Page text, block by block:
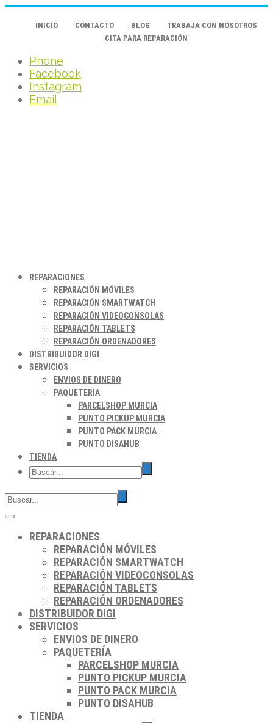
INICIO CONTACTO BLOG
TRABAJA CON NOSOTROS
CITA PARA REPARACIÓN
Phone
Facebook
Instagram
Email
REPARACIONES
REPARACIÓN MÓVILES
REPARACIÓN SMARTWATCH
REPARACIÓN VIDEOCONSOLAS
REPARACIÓN TABLETS
REPARACIÓN ORDENADORES
DISTRIBUIDOR DIGI
SERVICIOS
ENVIOS DE DINERO
PAQUETERÍA
PARCELSHOP MURCIA
PUNTO PICKUP MURCIA
PUNTO PACK MURCIA
PUNTO DISAHUB
TIENDA
REPARACIONES
REPARACIÓN MÓVILES
REPARACIÓN SMARTWATCH
REPARACIÓN VIDEOCONSOLAS
REPARACIÓN TABLETS
REPARACIÓN ORDENADORES
DISTRIBUIDOR DIGI
SERVICIOS
ENVIOS DE DINERO
PAQUETERÍA
PARCELSHOP MURCIA
PUNTO PICKUP MURCIA
PUNTO PACK MURCIA
PUNTO DISAHUB
TIENDA